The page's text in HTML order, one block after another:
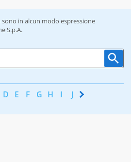
in alcun modo espressione
S.p.A.
D E F G H I J K